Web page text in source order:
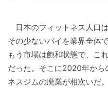
日本のフィットネス人口
その少ないパイを業界全体
もう市場は飽和状態で、こ
だった。そこに2020年から
ネスジムの廃業が相次いだ。